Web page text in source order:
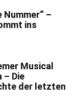
Nummer“ –
ins
Musical
– Die
der letzten